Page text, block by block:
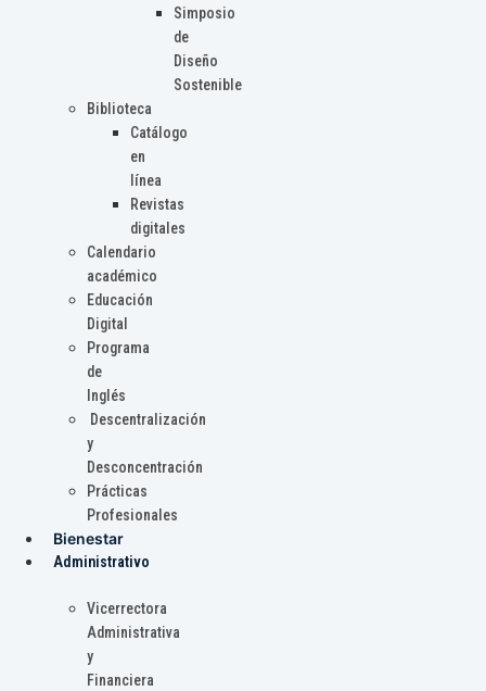
Simposio
de
Diseño
Sostenible
Biblioteca
Catálogo
en
línea
Revistas
digitales
Calendario
académico
Educación
Digital
Programa
de
Inglés
Descentralización
y
Desconcentración
Prácticas
Profesionales
Bienestar
Administrativo
Vicerrectora
Administrativa
y
Financiera